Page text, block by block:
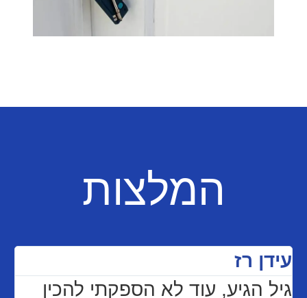
המלצות
עידן רז
גיל הגיע, עוד לא הספקתי להכין